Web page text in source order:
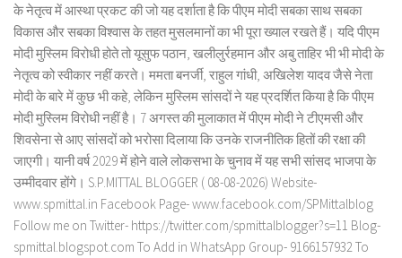
के नेतृत्व में आस्था प्रकट की जो यह दर्शाता है कि पीएम मोदी सबका साथ सबका
विकास और सबका विश्वास के तहत मुसलमानों का भी पूरा ख्याल रखते हैं। यदि पीएम
मोदी मुस्लिम विरोधी होते तो यूसुफ पठान, खलीलुर्रहमान और अबु ताहिर भी भी मोदी के
नेतृत्व को स्वीकार नहीं करते। ममता बनर्जी, राहुल गांधी, अखिलेश यादव जैसे नेता
मोदी के बारे में कुछ भी कहे, लेकिन मुस्लिम सांसदों ने यह प्रदर्शित किया है कि पीएम
मोदी मुस्लिम विरोधी नहीं है। 7 अगस्त की मुलाकात में पीएम मोदी ने टीएमसी और
शिवसेना से आए सांसदों को भरोसा दिलाया कि उनके राजनीतिक हितों की रक्षा की
जाएगी। यानी वर्ष 2029 में होने वाले लोकसभा के चुनाव में यह सभी सांसद भाजपा के
उम्मीदवार होंगे। S.P.MITTAL BLOGGER ( 08-08-2026) Website-
www.spmittal.in Facebook Page- www.facebook.com/SPMittalblog
Follow me on Twitter- https://twitter.com/spmittalblogger?s=11 Blog-
spmittal.blogspot.com To Add in WhatsApp Group- 9166157932 To